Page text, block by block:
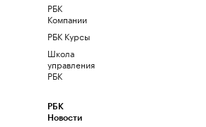
РБК
Компании
РБК Курсы
Школа
управления
РБК
РБК
Новости